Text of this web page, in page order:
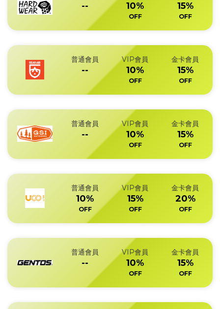
-- 10%
OFF
15%
OFF
普通會員
--
VIP會員
10%
OFF
金卡會員
15%
OFF
普通會員
--
VIP會員
10%
OFF
金卡會員
15%
OFF
普通會員
10%
OFF
VIP會員
15%
OFF
金卡會員
20%
OFF
普通會員
--
VIP會員
10%
OFF
金卡會員
15%
OFF